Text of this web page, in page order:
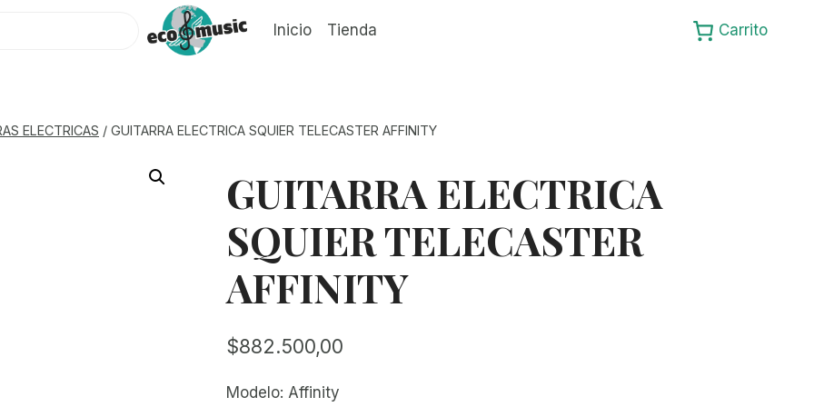
Inicio Tienda Carrito
ELECTRICAS / GUITARRA ELECTRICA SQUIER TELECASTER AFFINITY
GUITARRA ELECTRICA
SQUIER TELECASTER
AFFINITY
$882.500,00
Modelo: Affinity